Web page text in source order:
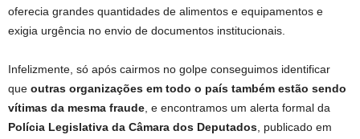
oferecia grandes quantidades de alimentos e equipamentos e
exigia urgência no envio de documentos institucionais.
Infelizmente, só após cairmos no golpe conseguimos identificar
que outras organizações em todo o país também estão sendo
vítimas da mesma fraude, e encontramos um alerta formal da
Polícia Legislativa da Câmara dos Deputados, publicado em